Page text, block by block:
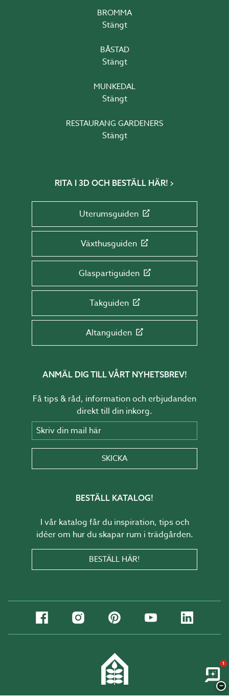
BROMMA
Stängt
BÅSTAD
Stängt
MUNKEDAL
Stängt
RESTAURANG GARDENERS
Stängt
RITA I 3D OCH BESTÄLL HÄR!
Uterumsguiden
Växthusguiden
Glaspartiguiden
Takguiden
Altanguiden
ANMÄL DIG TILL VÅRT NYHETSBREV!
Få tips & råd, information och erbjudanden
direkt till din inkorg.
Skriv din mail här
SKICKA
BESTÄLL KATALOG!
I vår katalog får du inspiration, tips och
idéer om hur du skapar rum i trädgården.
BESTÄLL HÄR!
1
−